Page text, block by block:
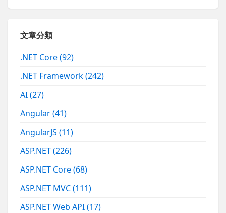
文章分類
.NET Core(92)
.NET Framework(242)
AI(27)
Angular(41)
AngularJS(11)
ASP.NET(226)
ASP.NET Core(68)
ASP.NET MVC(111)
ASP.NET Web API(17)